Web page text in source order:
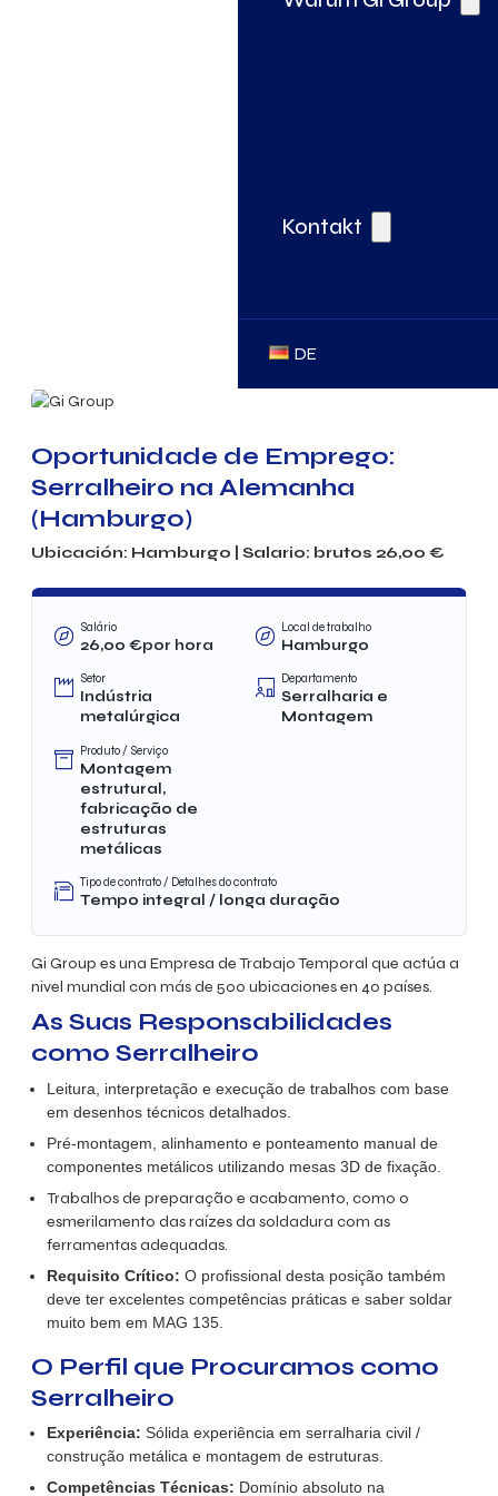
Kontakt
DE
Oportunidade de Emprego:
Serralheiro na Alemanha
(Hamburgo)
Ubicación: Hamburgo | Salario: brutos 26,00 €
Salário
26,00 €por hora
Local de trabalho
Hamburgo
Setor
Indústria
metalúrgica
Departamento
Serralharia e
Montagem
Produto / Serviço
Montagem
estrutural,
fabricação de
estruturas
metálicas
Tipo de contrato / Detalhes do contrato
Tempo integral / longa duração
Gi Group es una Empresa de Trabajo Temporal que actúa a
nivel mundial con más de 500 ubicaciones en 40 países.
As Suas Responsabilidades
como Serralheiro
Leitura, interpretação e execução de trabalhos com base
em desenhos técnicos detalhados
Pré-montagem, alinhamento e ponteamento manual de
componentes metálicos utilizando mesas 3D de fixação.
Trabalhos de preparação e acabamento, como o
esmerilamento das raízes da soldadura com as
ferramentas adequadas.
Requisito Crítico: O profissional desta posição também
deve ter excelentes competências práticas e saber soldar
muito bem em MAG 135
O Perfil que Procuramos como
Serralheiro
Experiência: Sólida experiência em serralharia civil /
construção metálica e montagem de estruturas
Competências Técnicas: Domínio absoluto na